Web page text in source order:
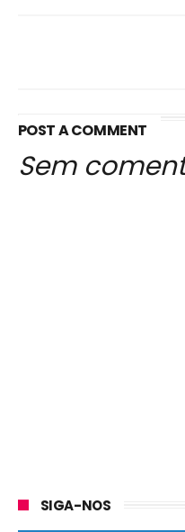
POST A COMMENT
Sem
SIGA-NOS